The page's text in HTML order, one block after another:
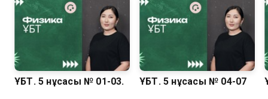
ҰБТ. 5 нұсқасы № 01-03. ҰБТ. 5 нұсқасы № 04-07